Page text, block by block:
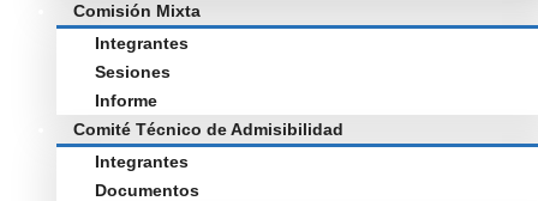
Comisión Mixta
Integrantes
Sesiones
Informe
Comité Técnico de Admisibilidad
Integrantes
Documentos